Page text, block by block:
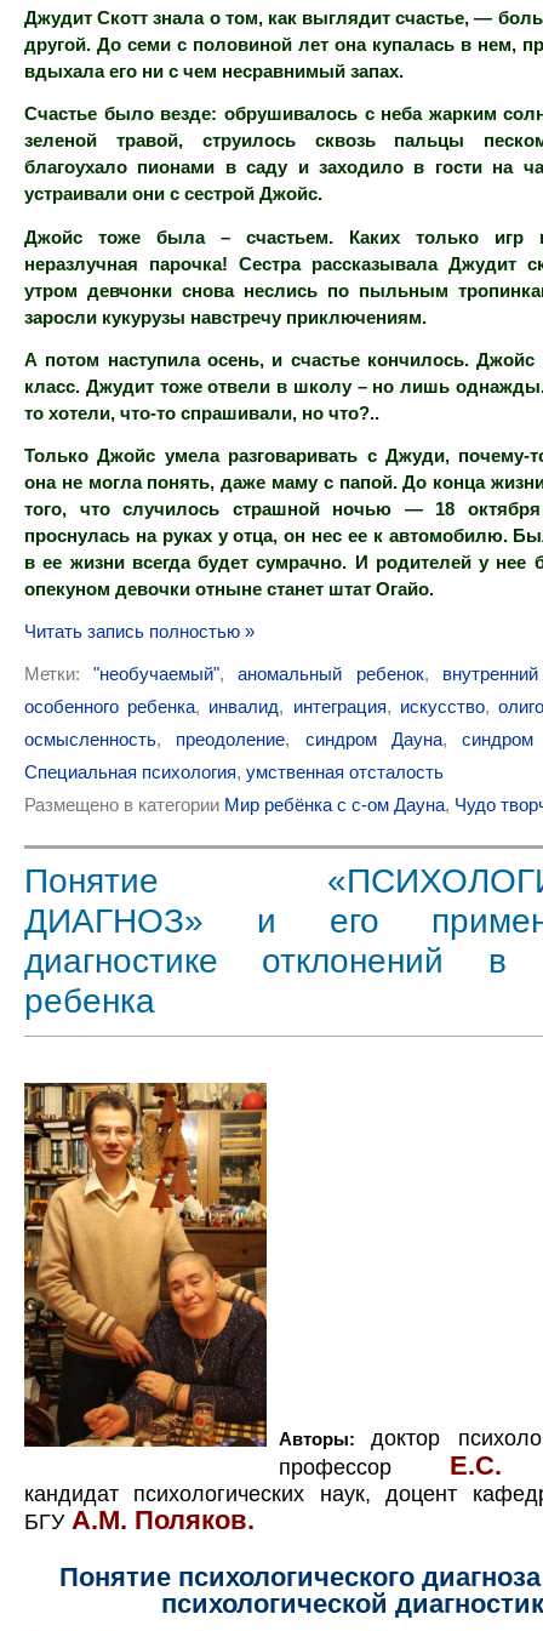
Джудит Скотт знала о том, как выглядит счастье, —
другой. До семи с половиной лет она купалась в нем,
вдыхала его ни с чем несравнимый запах.
Счастье было везде: обрушивалось с неба жарким
зеленой травой, струилось сквозь пальцы
благоухало пионами в саду и заходило в гости на
устраивали они с сестрой Джойс.
Джойс тоже была – счастьем. Каких только игр
неразлучная парочка! Сестра рассказывала Джудит
утром девчонки снова неслись по пыльным
заросли кукурузы навстречу приключениям.
А потом наступила осень, и счастье кончилось.
класс. Джудит тоже отвели в школу – но лишь
то хотели, что-то спрашивали, но что?..
Только Джойс умела разговаривать с Джуди, почему-
она не могла понять, даже маму с папой. До конца
того, что случилось страшной ночью — 18
проснулась на руках у отца, он нес ее к автомобилю.
в ее жизни всегда будет сумрачно. И родителей у нее
опекуном девочки отныне станет штат Огайо.
Читать запись полностью »
Метки:"необучаемый",аномальный ребенок,
особенного ребенка, инвалид, интеграция, искусство,
осмысленность, преодоление, синдром Дауна,
Специальная психология, умственная отсталость
Размещено в категории Мир ребёнка с с-ом Дауна, Чудо
Понятие
ДИАГНОЗ» и его
диагностике отклонений в
ребенка
Авторы:доктор
профессор
Е.С.
кандидат психологических наук, доцент
БГУ А.М. Поляков.
Понятие психологического
психологической